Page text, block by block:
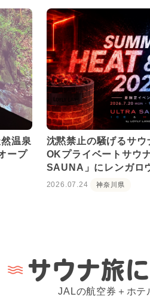
温泉
ープ
沈黙禁止の騒げるサウ
OKプライベートサウ
SAUNA」にレンガロ
2026.07.24 神奈川県
サウナ旅
JALの航空券＋ホテ